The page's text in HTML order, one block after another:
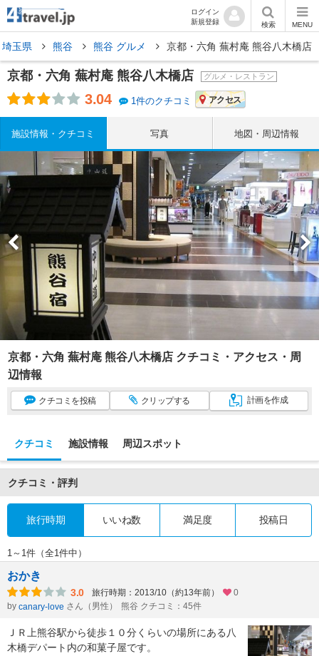
ログイン
新規登録
検索 MENU
埼玉県 熊谷 熊谷 グルメ 京都・六角 蕪村庵 熊谷八木橋店
京都・六角 蕪村庵 熊谷八木橋店 グルメ・レストラン
3.04 1件のクチコミ アクセス
施設情報・クチコミ 写真 地図・周辺情報
京都・六角 蕪村庵 熊谷八木橋店 クチコミ・アクセス・周
辺情報
クチコミ を投稿 クリップする 計画を作成
クチコミ 施設情報 周辺スポット
クチコミ・評判
旅行時期 いいね数 満足度 投稿日
1～1件（全1件中）
おかき
3.0 旅行時期：2013/10（約13年前）
0
by canary-love さん（男性） 熊谷 クチコミ：45件
ＪＲ上熊谷駅から徒歩１０分くらいの場所にある八
木橋デパート内の和菓子屋です。